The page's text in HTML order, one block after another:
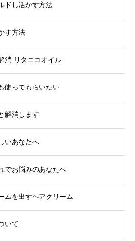
ドし活かす方法
す方法
消 リタニコオイル
使ってもらいたい
解消します
いあなたへ
でお悩みのあなたへ
ムを出すヘアクリーム
いて